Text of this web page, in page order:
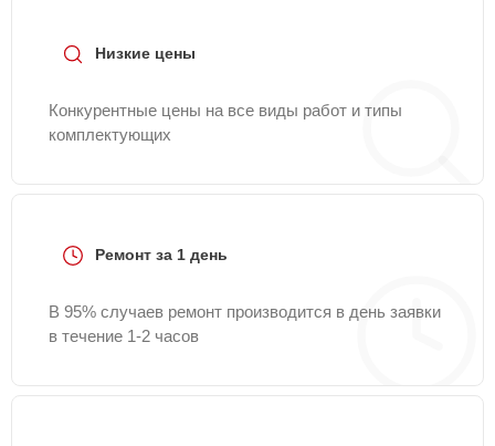
Низкие цены
Конкурентные цены на все виды работ и типы
комплектующих
Ремонт за 1 день
В 95% случаев ремонт производится в день заявки
в течение 1-2 часов